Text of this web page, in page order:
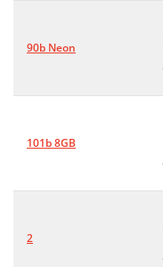
90b Neon
101b 8GB
2